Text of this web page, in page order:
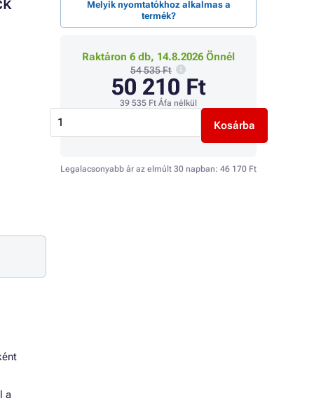
Melyik nyomtatókhoz alkalmas a
termék?
Raktáron 6 db, 14.8.2026 Önnél
54 535 Ft
50 210 Ft
39 535 Ft Áfa nélkül
Kosárba
Legalacsonyabb ár az elmúlt 30 napban: 46 170 Ft
a